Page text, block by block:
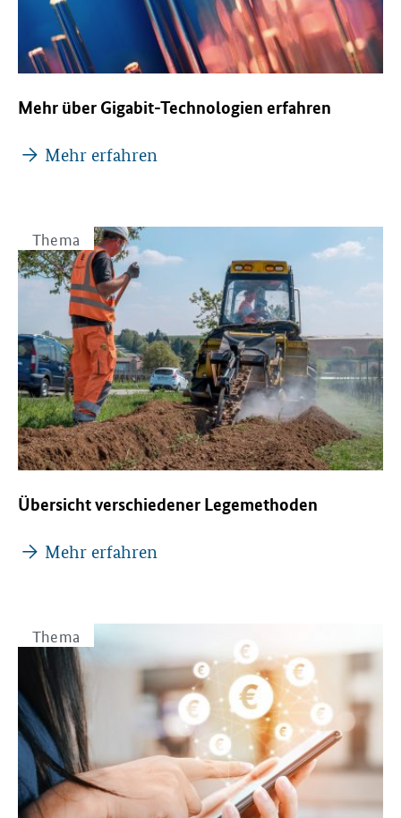
Mehr über Gigabit-Technologien erfahren
Mehr erfahren
Thema
Übersicht verschiedener Legemethoden
Mehr erfahren
Thema